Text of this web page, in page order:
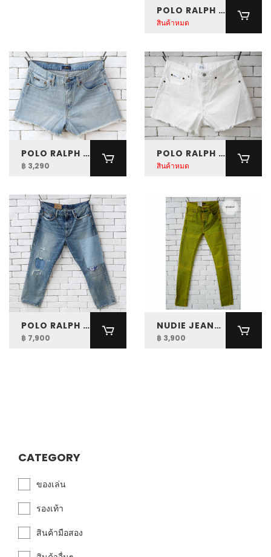
POLO RALPH LAUREN WOMEN CUTOFF DENIM SHORT
สินค้าหมด
POLO RALPH LAUREN WOMEN DESTROYED-HEM DENIM SHORT
฿ 3,290
POLO RALPH LAUREN WOMEN CUT-OFF DENIM SHORT
สินค้าหมด
POLO RALPH LAUREN WOMEN RELAXED TAPERED JEAN
฿ 7,900
NUDIE JEANS HIGH KAI ORG ICON YELLOW
฿ 3,900
CATEGORY
ของเล่น
รองเท้า
สินค้ามือสอง